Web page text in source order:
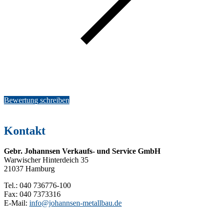
Bewertung schreiben
Kontakt
Gebr. Johannsen Verkaufs- und Service GmbH
Warwischer Hinterdeich 35
21037 Hamburg
Tel.: 040 736776-100
Fax: 040 7373316
E-Mail: info@johannsen-metallbau.de